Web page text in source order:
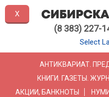
(8 383) 227-
Select
АНТИКВАРИАТ.
КНИГИ. ГАЗЕТЫ.
АКЦИИ, БАНКНОТЫ
X